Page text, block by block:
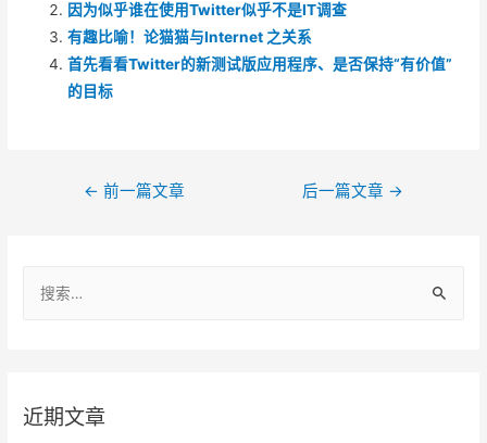
因为似乎谁在使用Twitter似乎不是IT调查
有趣比喻！论猫猫与Internet 之关系
首先看看Twitter的新测试版应用程序、是否保持“有价值”
的目标
航
← 前一篇文章 后一篇文章 →
近期文章